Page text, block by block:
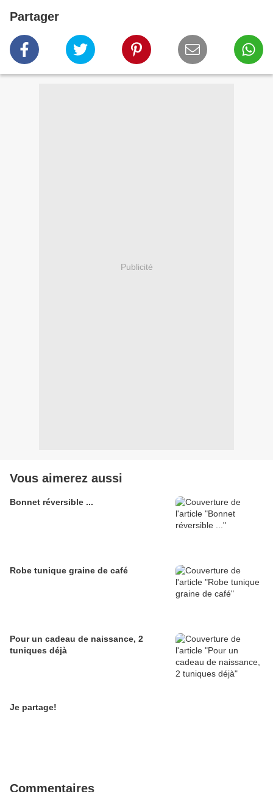
Partager
Publicité
Vous aimerez aussi
Bonnet réversible ...
Robe tunique graine de café
Pour un cadeau de naissance, 2
tuniques déjà
Je partage!
Commentaires